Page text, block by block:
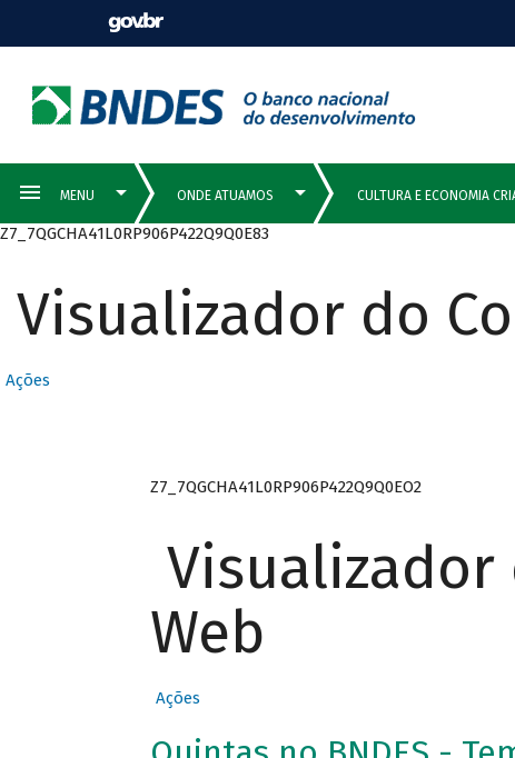
Z7_7QGCHA41L0RP906P422Q9Q0E83
Visualizador do
Ações
Z7_7QGCHA41L0RP906P422Q9Q0EO2
Visualizador
Web
Ações